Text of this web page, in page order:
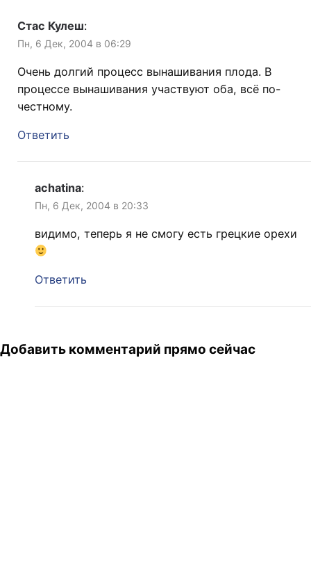
Стас Кулеш:
Пн, 6 Дек, 2004 в 06:29
Очень долгий процесс вынашивания плода. В
процессе вынашивания участвуют оба, всё по-
честному.
Ответить
achatina:
Пн, 6 Дек, 2004 в 20:33
видимо, теперь я не смогу есть грецкие орехи
Ответить
Добавить комментарий прямо сейчас